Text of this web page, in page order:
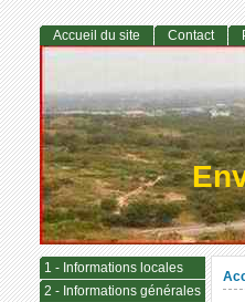
Accueil du site Contact
1 - Informations locales
2 - Informations générales